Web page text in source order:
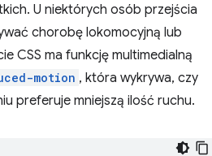
U niektórych osób przejścia
chorobę lokomocyjną lub
CSS ma funkcję multimedialną
motion , która wykrywa, czy
preferuje mniejszą ilość ruchu.